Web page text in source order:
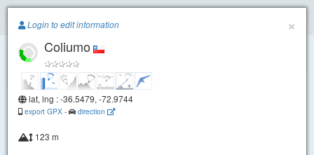
Paragliding.Earth
+
×
Login to edit information
Coliumo
lat, lng : -36.5479, -72.9744
export GPX - direction
123 m